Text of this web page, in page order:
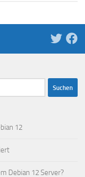
12
Debian 12 Server?